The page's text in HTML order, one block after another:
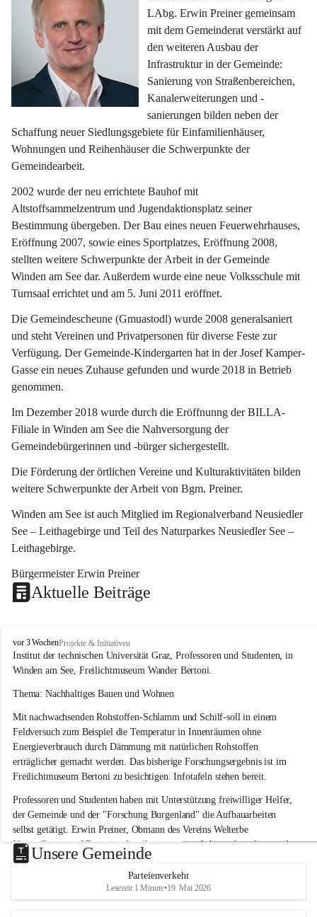
LAbg. Erwin Preiner gemeinsam
mit dem Gemeinderat verstärkt auf
den weiteren Ausbau der
Infrastruktur in der Gemeinde:
Sanierung von Straßenbereichen,
Kanalerweiterungen und -
sanierungen bilden neben der
Schaffung neuer Siedlungsgebiete für Einfamilienhäuser,
Wohnungen und Reihenhäuser die Schwerpunkte der
Gemeindearbeit.
2002 wurde der neu errichtete Bauhof mit
Altstoffsammelzentrum und Jugendaktionsplatz seiner
Bestimmung übergeben. Der Bau eines neuen Feuerwehrhauses,
Eröffnung 2007, sowie eines Sportplatzes, Eröffnung 2008,
stellten weitere Schwerpunkte der Arbeit in der Gemeinde
Winden am See dar. Außerdem wurde eine neue Volksschule mit
Turnsaal errichtet und am 5. Juni 2011 eröffnet.
Die Gemeindescheune (Gmuastodl) wurde 2008 generalsaniert
und steht Vereinen und Privatpersonen für diverse Feste zur
Verfügung. Der Gemeinde-Kindergarten hat in der Josef Kamper-
Gasse ein neues Zuhause gefunden und wurde 2018 in Betrieb
genommen.
Im Dezember 2018 wurde durch die Eröffnunng der BILLA-
Filiale in Winden am See die Nahversorgung der
Gemeindebürgerinnen und -bürger sichergestellt.
Die Förderung der örtlichen Vereine und Kulturaktivitäten bilden
weitere Schwerpunkte der Arbeit von Bgm. Preiner.
Winden am See ist auch Mitglied im Regionalverband Neusiedler
See – Leithagebirge und Teil des Naturparkes Neusiedler See –
Leithagebirge.
Bürgermeister Erwin Preiner
Aktuelle Beiträge
W
i
n
e
a
m
S
e
e
vor 3 WochenProjekte & Initiativen
Institut der technischen Universität Graz, Professoren und Studenten, in
Winden am See, Freilichtmuseum Wander Bertoni.
Thema: Nachhaltiges Bauen und Wohnen
Mit nachwachsenden Rohstoffen-Schlamm und Schilf-soll in einem
Feldversuch zum Beispiel die Temperatur in Innenräumen ohne
Energieverbrauch durch Dämmung mit natürlichen Rohstoffen
erträglicher gemacht werden. Das bisherige Forschungsergebnis ist im
Freilichtmuseum Bertoni zu besichtigen. Infotafeln stehen bereit.
Professoren und Studenten haben mit Unterstützung freiwilliger Helfer,
der Gemeinde und der "Forschung Burgenland" die Aufbauarbeiten
selbst getätigt. Erwin Preiner, Obmann des Vereins Welterbe
Neusiedlersee und Bgm. ist über die innovative Arbeit sehr erfreut und
hofft auf baldige praktische Anwendung der Forschungsergebnisse.
Gerade in Zeiten des Klimawandels ist jede technologische Innovation
wichtig!
Unsere Gemeinde
Parteienverkehr
Lesezeit 1 Minute•19. Mai 2026